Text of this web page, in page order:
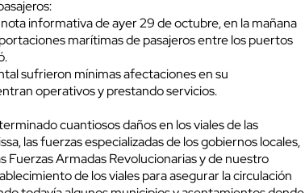
informativa de ayer 29 de octubre, en la mañana
marítimas de pasajeros entre los puertos
sufrieron mínimas afectaciones en su
operativos y prestando servicios.
cuantiosos daños en los viales de las
las fuerzas especializadas de los gobiernos locales,
Fuerzas Armadas Revolucionarias y de nuestro
de los viales para asegurar la circulación